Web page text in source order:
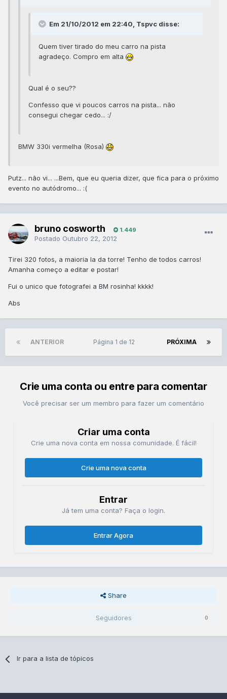
Em 21/10/2012 em 22:40, Tspvc disse:
Quem tiver tirado do meu carro na pista
agradeço. Compro em alta
Qual é o seu??
Confesso que vi poucos carros na pista... não
consegui chegar cedo... :/
BMW 330i vermelha (Rosa)
Putz... não vi... ...Bem, que eu queria dizer, que fica para o próximo
evento no autódromo... :(
bruno cosworth 1.449
Postado Outubro 22, 2012
Tirei 320 fotos, a maioria la da torre! Tenho de todos carros!
Amanha começo a editar e postar!
Fui o unico que fotografei a BM rosinha! kkkk!
Abs
ANTERIOR PRÓXIMA
Página 1 de 12
Crie uma conta ou entre para comentar
Você precisar ser um membro para fazer um comentário
Criar uma conta
Crie uma nova conta em nossa comunidade. É fácil!
Crie uma nova conta
Entrar
Já tem uma conta? Faça o login.
Entrar Agora
Share
Seguidores 0
Ir para a lista de tópicos